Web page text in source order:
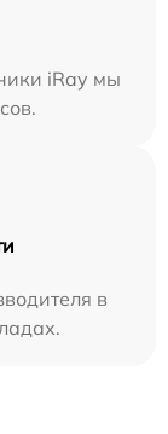
iRay мы
в